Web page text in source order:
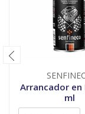
Arrancador en
ml